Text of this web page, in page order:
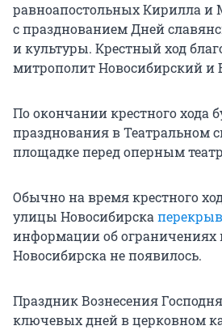
равноапостольных Кирилла и
с празднованием Дней
и культуры. Крестный ход
митрополит Новосибирский и
По окончании крестного хода
празднования в Театральном
площадке перед оперным
Обычно на время крестного
улицы Новосибирска
информации об ограничениях
Новосибирска не появилось.
Праздник Вознесения
ключевых дней в церковном